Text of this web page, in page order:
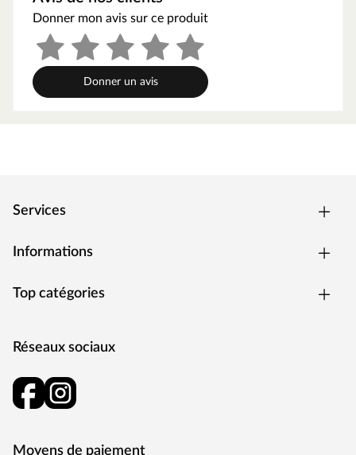
Donner mon avis sur ce produit
Donner un avis
Services
Informations
Top catégories
Réseaux sociaux
Moyens de paiement